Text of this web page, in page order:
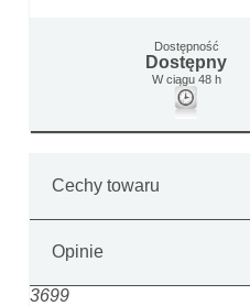
Dostępność
Dostępny
W ciągu 48 h
Cechy towaru
Opinie
3699